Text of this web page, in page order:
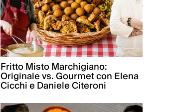
Fritto Misto Marchigiano:
Originale vs. Gourmet con Elena
Cicchi e Daniele Citeroni